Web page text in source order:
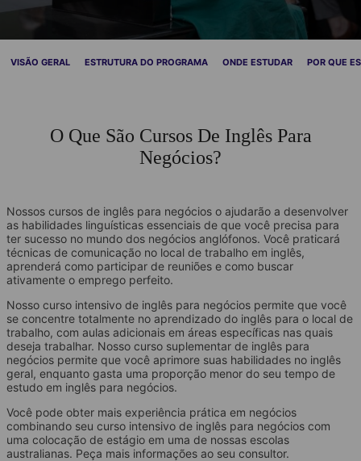
VISÃO GERAL ESTRUTURA DO PROGRAMA ONDE ESTUDAR POR QUE
O Que São Cursos De Inglês Para
Negócios?
Nossos cursos de inglês para negócios o ajudarão a desenvolver
as habilidades linguísticas essenciais de que você precisa para
ter sucesso no mundo dos negócios anglófonos. Você praticará
técnicas de comunicação no local de trabalho em inglês,
aprenderá como participar de reuniões e como buscar
ativamente o emprego perfeito.
Nosso curso intensivo de inglês para negócios permite que você
se concentre totalmente no aprendizado do inglês para o local de
trabalho, com aulas adicionais em áreas específicas nas quais
deseja trabalhar. Nosso curso suplementar de inglês para
negócios permite que você aprimore suas habilidades no inglês
geral, enquanto gasta uma proporção menor do seu tempo de
estudo em inglês para negócios.
Você pode obter mais experiência prática em negócios
combinando seu curso intensivo de inglês para negócios com
uma colocação de estágio em uma de nossas escolas
australianas. Peça mais informações ao seu consultor.